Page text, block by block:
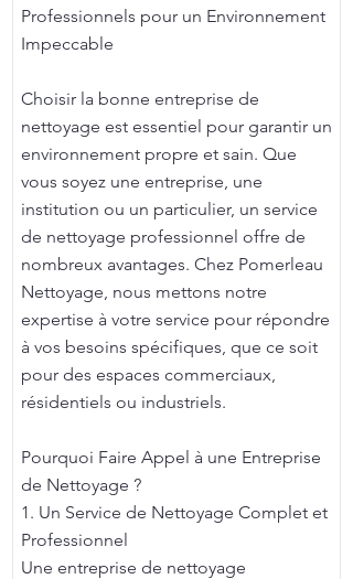
Professionnels pour un Environnement
Impeccable
Choisir la bonne entreprise de
nettoyage est essentiel pour garantir un
environnement propre et sain. Que
vous soyez une entreprise, une
institution ou un particulier, un service
de nettoyage professionnel offre de
nombreux avantages. Chez Pomerleau
Nettoyage, nous mettons notre
expertise à votre service pour répondre
à vos besoins spécifiques, que ce soit
pour des espaces commerciaux,
résidentiels ou industriels.
Pourquoi Faire Appel à une Entreprise
de Nettoyage ?
1. Un Service de Nettoyage Complet et
Professionnel
Une entreprise de nettoyage